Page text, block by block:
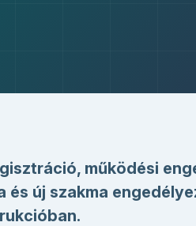
működési
és új szakma